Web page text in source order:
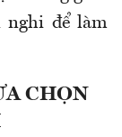
nghi để làm
CHỌN